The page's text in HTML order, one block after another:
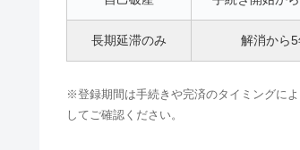
長期延滞のみ 解消から
※登録期間は手続きや完済のタイミングに
してご確認ください。